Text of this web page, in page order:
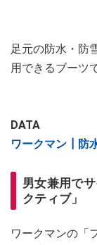
足元の防水・防
用できるブーツ
DATA
ワークマン┃防
男女兼用で
クティブ」
ワークマンの「